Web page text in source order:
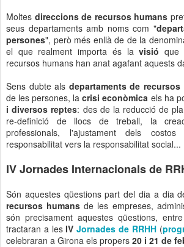
Moltes direccions de recursos humans
seus departaments amb noms com "
persones", però més enllà de de la
el que realment importa és lavisió que
recursos humans han anat agafant aquests
Sens dubte als departaments de recursos
de les persones, lacrisi econòmica els ha
i diversos reptes: des de la reducció de
re-definició de llocs de treball, la
professionals, l'ajustament dels
responsabilitat vers la responsabilitat social...
IV Jornades Internacionals de
Són aquestes qüestions part del dia a dia
recursos humans de les empreses,
són precisament aquestes qüestions,
tractaran a lesIVJornades de RRHH(
celebraran a Girona els propers 20 i 21 de